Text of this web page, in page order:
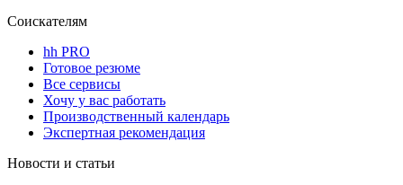
Соискателям
hh PRO
Готовое резюме
Все сервисы
Хочу у вас работать
Производственный календарь
Экспертная рекомендация
Новости и статьи